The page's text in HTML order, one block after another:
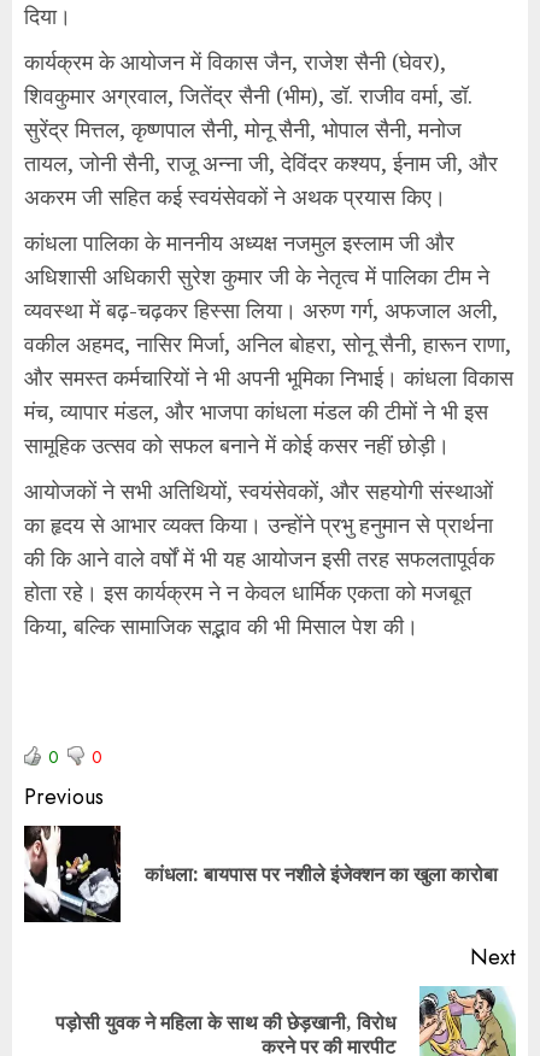
दिया।
कार्यक्रम के आयोजन में विकास जैन, राजेश सैनी (घेवर),
शिवकुमार अग्रवाल, जितेंद्र सैनी (भीम), डॉ. राजीव वर्मा, डॉ.
सुरेंद्र मित्तल, कृष्णपाल सैनी, मोनू सैनी, भोपाल सैनी, मनोज
तायल, जोनी सैनी, राजू अन्ना जी, देविंदर कश्यप, ईनाम जी, और
अकरम जी सहित कई स्वयंसेवकों ने अथक प्रयास किए।
कांधला पालिका के माननीय अध्यक्ष नजमुल इस्लाम जी और
अधिशासी अधिकारी सुरेश कुमार जी के नेतृत्व में पालिका टीम ने
व्यवस्था में बढ़-चढ़कर हिस्सा लिया। अरुण गर्ग, अफजाल अली,
वकील अहमद, नासिर मिर्जा, अनिल बोहरा, सोनू सैनी, हारून राणा,
और समस्त कर्मचारियों ने भी अपनी भूमिका निभाई। कांधला विकास
मंच, व्यापार मंडल, और भाजपा कांधला मंडल की टीमों ने भी इस
सामूहिक उत्सव को सफल बनाने में कोई कसर नहीं छोड़ी।
आयोजकों ने सभी अतिथियों, स्वयंसेवकों, और सहयोगी संस्थाओं
का हृदय से आभार व्यक्त किया। उन्होंने प्रभु हनुमान से प्रार्थना
की कि आने वाले वर्षों में भी यह आयोजन इसी तरह सफलतापूर्वक
होता रहे। इस कार्यक्रम ने न केवल धार्मिक एकता को मजबूत
किया, बल्कि सामाजिक सद्भाव की भी मिसाल पेश की।
0 0
Previous
कांधला: बायपास पर नशीले इंजेक्शन का खुला कारोबा
Next
पड़ोसी युवक ने महिला के साथ की छेड़खानी, विरोध
करने पर की मारपीट